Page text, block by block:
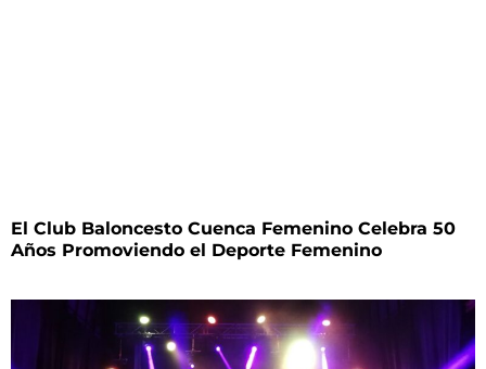
El Club Baloncesto Cuenca Femenino Celebra 50
Años Promoviendo el Deporte Femenino